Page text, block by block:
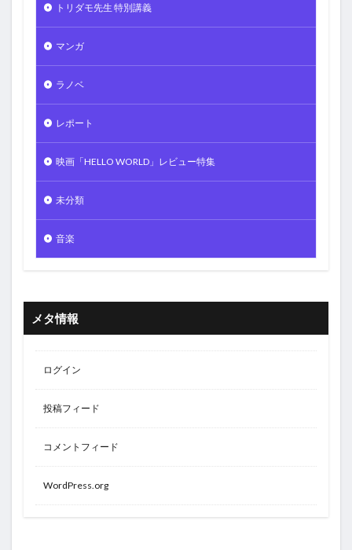
トリダモ先生 特別講義
マンガ
ラノベ
レポート
映画「HELLO WORLD」レビュー特集
未分類
音楽
メタ情報
ログイン
投稿フィード
コメントフィード
WordPress.org